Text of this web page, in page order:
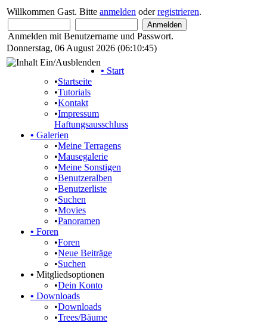
Willkommen Gast. Bitte anmelden oderregistrieren.
Anmelden mit Benutzername und Passwort.
Donnerstag, 06 August 2026 (06:10:45)
• Start
•Startseite
•Tutorials
•Kontakt
•Impressum
Haftungsausschluss
• Galerien
•Meine Terragens
•Mausegalerie
•Meine Sonstigen
•Benutzeralben
•Benutzerliste
•Suchen
•Movies
•Panoramen
• Foren
•Foren
•Neue Beiträge
•Suchen
• Mitgliedsoptionen
•Dein Konto
• Downloads
•Downloads
•Trees/Bäume